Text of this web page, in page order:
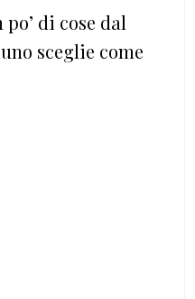
di cose dal
sceglie come